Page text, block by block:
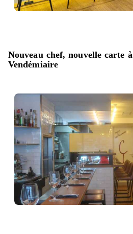
Nouveau chef, nouvelle carte
Vendémiaire